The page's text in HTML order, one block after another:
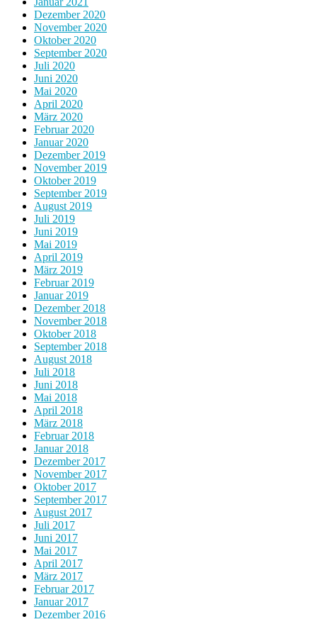
Dezember 2020
November 2020
Oktober 2020
September 2020
Juli 2020
Juni 2020
Mai 2020
April 2020
März 2020
Februar 2020
Januar 2020
Dezember 2019
November 2019
Oktober 2019
September 2019
August 2019
Juli 2019
Juni 2019
Mai 2019
April 2019
März 2019
Februar 2019
Januar 2019
Dezember 2018
November 2018
Oktober 2018
September 2018
August 2018
Juli 2018
Juni 2018
Mai 2018
April 2018
März 2018
Februar 2018
Januar 2018
Dezember 2017
November 2017
Oktober 2017
September 2017
August 2017
Juli 2017
Juni 2017
Mai 2017
April 2017
März 2017
Februar 2017
Januar 2017
Dezember 2016